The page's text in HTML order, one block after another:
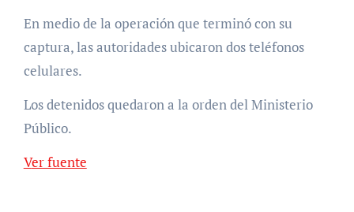
En medio de la operación que terminó con su
captura, las autoridades ubicaron dos teléfonos
celulares.
Los detenidos quedaron a la orden del Ministerio
Público.
Ver fuente